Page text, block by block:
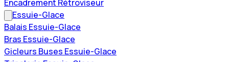
Encadrement Rétroviseur
Essuie-Glace
Balais Essuie-Glace
Bras Essuie-Glace
Gicleurs Buses Essuie-Glace